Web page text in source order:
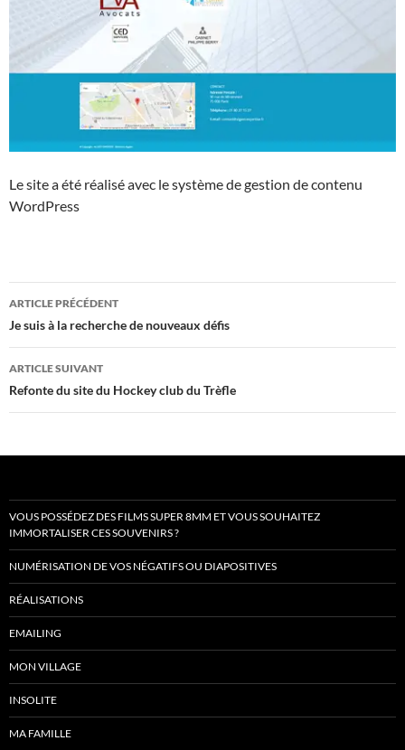
Le site a été réalisé avec le système de gestion de contenu
WordPress
Navigation
des
articles
ARTICLE PRÉCÉDENT
Je suis à la recherche de nouveaux défis
ARTICLE SUIVANT
Refonte du site du Hockey club du Trèfle
VOUS POSSÉDEZ DES FILMS SUPER 8MM ET VOUS SOUHAITEZ
IMMORTALISER CES SOUVENIRS ?
NUMÉRISATION DE VOS NÉGATIFS OU DIAPOSITIVES
RÉALISATIONS
EMAILING
MON VILLAGE
INSOLITE
MA FAMILLE